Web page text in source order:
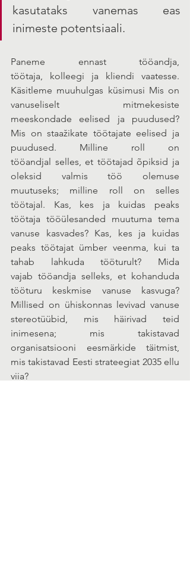
kasutataks vanemas eas
inimeste potentsiaali.
Paneme ennast tööandja,
töötaja, kolleegi ja kliendi vaatesse.
Käsitleme muuhulgas küsimusi Mis on
vanuseliselt mitmekesiste
meeskondade eelised ja puudused?
Mis on staažikate töötajate eelised ja
puudused. Milline roll on
tööandjal selles, et töötajad õpiksid ja
oleksid valmis töö olemuse
muutuseks; milline roll on selles
töötajal. Kas, kes ja kuidas peaks
töötaja tööülesanded muutuma tema
vanuse kasvades? Kas, kes ja kuidas
peaks töötajat ümber veenma, kui ta
tahab lahkuda tööturult? Mida
vajab tööandja selleks, et kohanduda
tööturu keskmise vanuse kasvuga?
Millised on ühiskonnas levivad vanuse
stereotüübid, mis häirivad teid
inimesena; mis takistavad
organisatsiooni eesmärkide täitmist,
mis takistavad Eesti strateegiat 2035 ellu
viia?